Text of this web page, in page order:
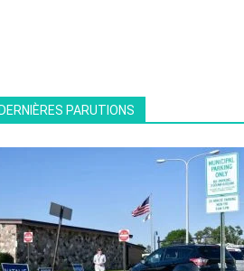
PARUTIONS